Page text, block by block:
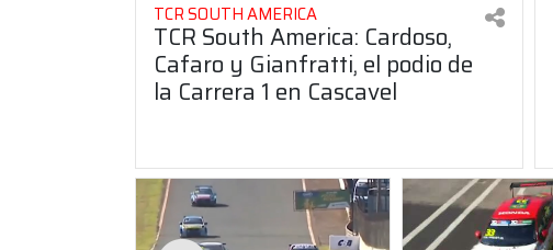
TCR SOUTH AMERICA
TCR South America: Cardoso,
Cafaro y Gianfratti, el podio de
la Carrera 1 en Cascavel